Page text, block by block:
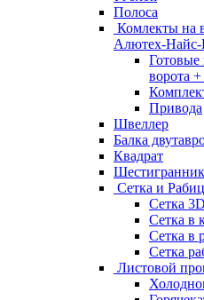
Полоса
Комлекты на
Алютех-Найс-
Готовые
ворота +
Привода
Швеллер
Балка
Квадрат
Шестигранник
Сетка и
Сетка
Сетка в
Сетка в
Сетка
Листовой